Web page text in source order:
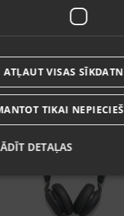
iela 33-1B
(Garantija 12
€
Saglabāt
ATĻAUT VISAS
TIKAI
DETAĻAS